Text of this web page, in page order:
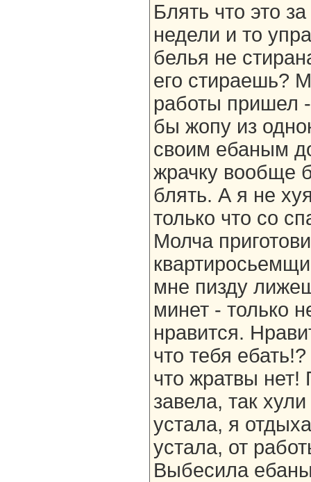
Блять что это
недели и то
белья не
его стираешь?
работы пришел
бы жопу из
своим ебаным
жрачку вообще
блять. А я не
только что со
Молча
мне пизду
минет - только
нравится.
что тебя
что жратвы нет!
завела, так
устала, я
устала, от
Выбесила